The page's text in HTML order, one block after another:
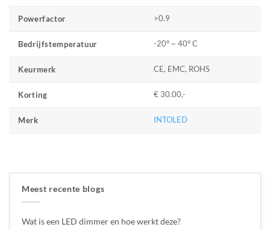
Powerfactor >0.9
Bedrijfstemperatuur -20° ~ 40° C
Keurmerk CE, EMC, ROHS
Korting € 30.00,-
Merk INTOLED
Meest recente blogs
Wat is een LED dimmer en hoe werkt deze?